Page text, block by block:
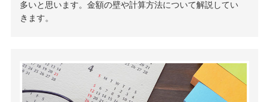
多いと思います。金額の壁や計算方法について解説してい
きます。